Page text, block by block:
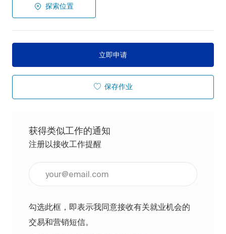
探索位置
立即申请
保存作业
获得类似工作的通知
注册以接收工作提醒
勾选此框，即表示我同意接收有关就业机会的
交易和营销短信。